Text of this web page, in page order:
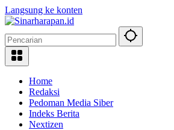
Langsung ke konten
Home
Redaksi
Pedoman Media Siber
Indeks Berita
Nextizen